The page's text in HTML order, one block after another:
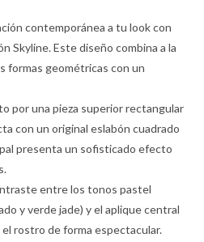
contemporánea a tu look con
Skyline. Este diseño combina a la
formas geométricas con un
por una pieza superior rectangular
con un original eslabón cuadrado
presenta un sofisticado efecto
entre los tonos pastel
y verde jade) y el aplique central
rostro de forma espectacular.